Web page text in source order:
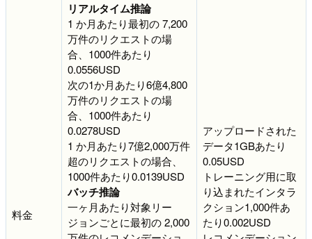
料金
リアルタイム推論
1 か月あたり最初の 7,200
万件のリクエストの場
合、1000件あたり
0.0556USD
次の1か月あたり6億4,800
万件のリクエストの場
合、1000件あたり
0.0278USD
1 か月あたり7億2,000万件
超のリクエストの場合、
1000件あたり0.0139USD
バッチ推論
一ヶ月あたり対象リー
ジョンごとに最初の 2,000
アップロードされた
データ1GBあたり
0.05USD
トレーニング用に取
り込まれたインタラ
クション1,000件あ
たり0.002USD